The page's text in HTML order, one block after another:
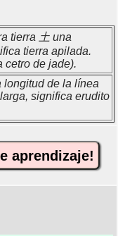
tierra 土 una
tierra apilada.
cetro de jade).
longitud de la línea
significa erudito
aprendizaje!